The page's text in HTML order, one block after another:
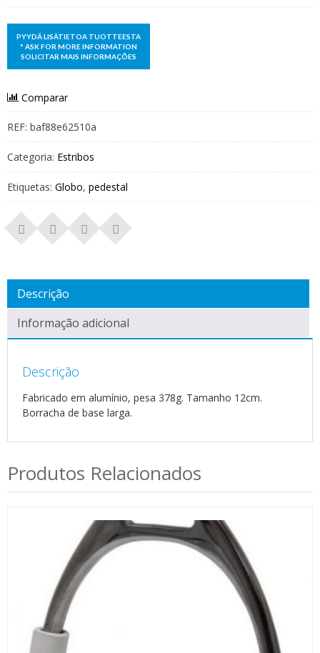
Comparar
REF: baf88e62510a
Categoria: Estribos
Etiquetas: Globo, pedestal
Descrição
Informação adicional
Descrição
Fabricado em alumínio, pesa 378g. Tamanho 12cm.
Borracha de base larga.
Produtos Relacionados